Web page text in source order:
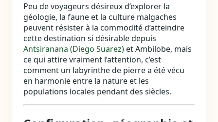
Peu de voyageurs désireux d’explorer la
géologie, la faune et la culture malgaches
peuvent résister à la commodité d’atteindre
cette destination si désirable depuis
Antsiranana (Diego Suarez) et Ambilobe, mais
ce qui attire vraiment l’attention, c’est
comment un labyrinthe de pierre a été vécu
en harmonie entre la nature et les
populations locales pendant des siècles.